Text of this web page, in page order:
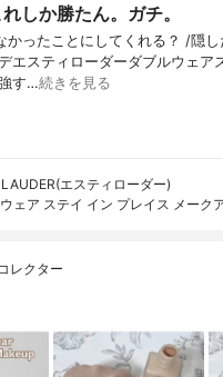
しか勝たん。ガチ。
かったことにしてくれる？ /⁡⁡隠し
エスティローダーダブルウェア
す…続きを見る
LAUDER(エスティローダー)
ェア ステイ イン プレイス メーク
レクター